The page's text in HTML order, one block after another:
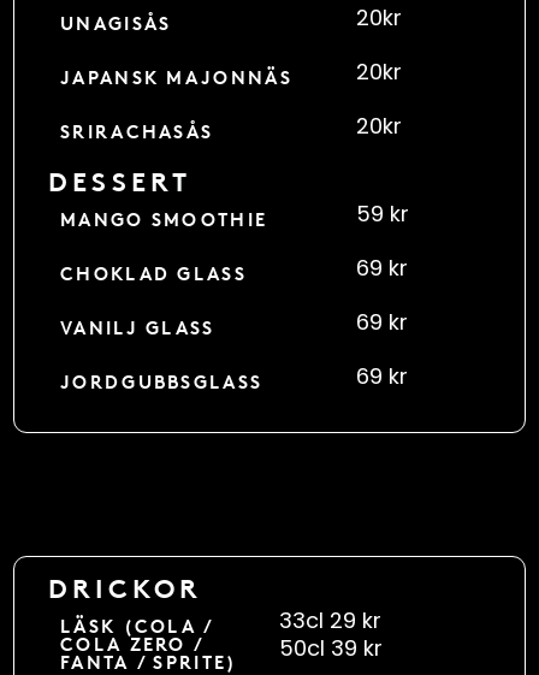
UNAGISÅS 20kr
JAPANSK MAJONNÄS 20kr
SRIRACHASÅS 20kr
DESSERT
MANGO SMOOTHIE 59 kr
CHOKLAD GLASS 69 kr
VANILJ GLASS 69 kr
JORDGUBBSGLASS 69 kr
DRICKOR
LÄSK (COLA /
COLA ZERO /
FANTA / SPRITE)
33cl 29 kr
50cl 39 kr